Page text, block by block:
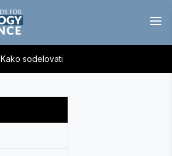
Kako sodelovati